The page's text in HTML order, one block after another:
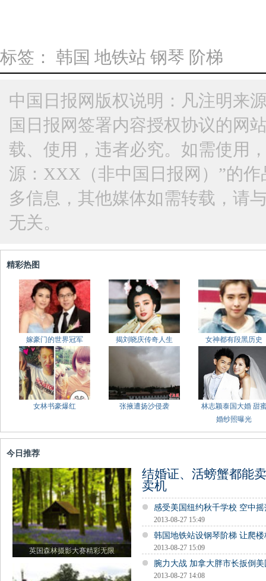
标签： 韩国 地铁站 钢琴 阶梯
中国日报网版权说明：凡注明来
国日报网签署内容授权协议的网
载、使用，违者必究。如需使用
源：XXX（非中国日报网）”的
多信息，其他媒体如需转载，请
无关。
精彩热图
嫁豪门的世界冠军 揭刘晓庆传奇人生 女神都有段黑历史
女林书豪爆红 张掖遭扬沙侵袭
林志颖泰国大婚 甜
婚纱照曝光
今日推荐
英国森林摄影大赛精彩无限
结婚证、活螃蟹都能
卖机
感受美国纽约秋千学校 空中
2013-08-27 15:49
韩国地铁站设钢琴阶梯 让爬楼
2013-08-27 15:09
腕力大战 加拿大胖市长扳倒
2013-08-27 14:08